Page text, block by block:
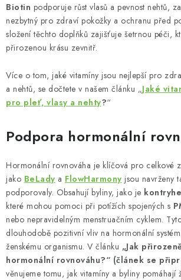
Biotin podporuje růst vlasů a pevnost nehtů,
nezbytný pro zdraví pokožky a ochranu před
složení těchto doplňků zajišťuje šetrnou péči,
přirozenou krásu zevnitř.
Více o tom, jaké vitamíny jsou nejlepší pro
a nehtů, se dočtete v našem článku „Jaké
pro pleť, vlasy a nehty?“
Podpora hormonální
Hormonální rovnováha je klíčová pro celkové
jako BeLady a FlowHarmony jsou navrženy
podporovaly. Obsahují byliny, jako je
které mohou pomoci při potížích spojených s
nebo nepravidelným menstruačním cyklem.
dlouhodobě pozitivní vliv na hormonální
ženskému organismu. V článku „Jak
hormonální rovnováhu?“ (článek se
věnujeme tomu, jak vitamíny a byliny pomáhají